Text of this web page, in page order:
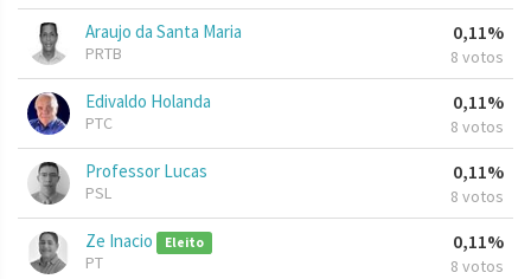
Araujo da Santa Maria
PRTB
0,11%
8 votos
Edivaldo Holanda
PTC
0,11%
8 votos
Professor Lucas
PSL
0,11%
8 votos
Ze Inacio Eleito
PT
0,11%
8 votos